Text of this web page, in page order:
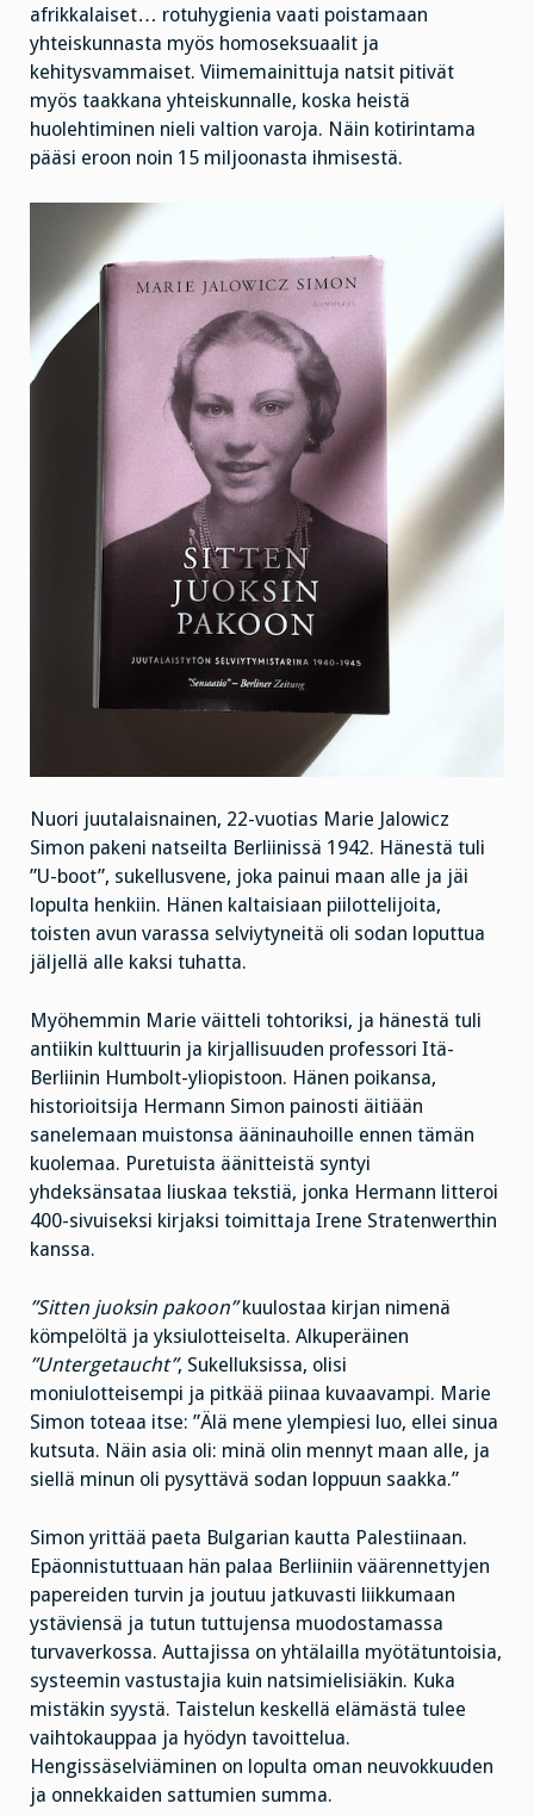
afrikkalaiset… rotuhygienia vaati poistamaan
yhteiskunnasta myös homoseksuaalit ja
kehitysvammaiset. Viimemainittuja natsit pitivät
myös taakkana yhteiskunnalle, koska heistä
huolehtiminen nieli valtion varoja. Näin kotirintama
pääsi eroon noin 15 miljoonasta ihmisestä.
Nuori juutalaisnainen, 22-vuotias Marie Jalowicz
Simon pakeni natseilta Berliinissä 1942. Hänestä tuli
”U-boot”, sukellusvene, joka painui maan alle ja jäi
lopulta henkiin. Hänen kaltaisiaan piilottelijoita,
toisten avun varassa selviytyneitä oli sodan loputtua
jäljellä alle kaksi tuhatta.
Myöhemmin Marie väitteli tohtoriksi, ja hänestä tuli
antiikin kulttuurin ja kirjallisuuden professori Itä-
Berliinin Humbolt-yliopistoon. Hänen poikansa,
historioitsija Hermann Simon painosti äitiään
sanelemaan muistonsa ääninauhoille ennen tämän
kuolemaa. Puretuista äänitteistä syntyi
yhdeksänsataa liuskaa tekstiä, jonka Hermann litteroi
400-sivuiseksi kirjaksi toimittaja Irene Stratenwerthin
kanssa.
”Sitten juoksin pakoon”kuulostaa kirjan nimenä
kömpelöltä ja yksiulotteiselta. Alkuperäinen
”Untergetaucht”, Sukelluksissa, olisi
moniulotteisempi ja pitkää piinaa kuvaavampi. Marie
Simon toteaa itse: ”Älä mene ylempiesi luo, ellei sinua
kutsuta. Näin asia oli: minä olin mennyt maan alle, ja
siellä minun oli pysyttävä sodan loppuun saakka.”
Simon yrittää paeta Bulgarian kautta Palestiinaan.
Epäonnistuttuaan hän palaa Berliiniin väärennettyjen
papereiden turvin ja joutuu jatkuvasti liikkumaan
ystäviensä ja tutun tuttujensa muodostamassa
turvaverkossa. Auttajissa on yhtälailla myötätuntoisia,
systeemin vastustajia kuin natsimielisiäkin. Kuka
mistäkin syystä. Taistelun keskellä elämästä tulee
vaihtokauppaa ja hyödyn tavoittelua.
Hengissäselviäminen on lopulta oman neuvokkuuden
ja onnekkaiden sattumien summa.